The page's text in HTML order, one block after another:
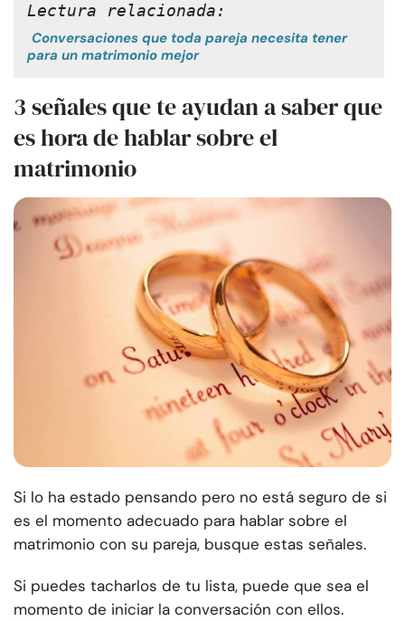
Lectura relacionada:
Conversaciones que toda pareja necesita tener
para un matrimonio mejor
3 señales que te ayudan a saber que
es hora de hablar sobre el
matrimonio
Si lo ha estado pensando pero no está seguro de si
es el momento adecuado para hablar sobre el
matrimonio con su pareja, busque estas señales.
Si puedes tacharlos de tu lista, puede que sea el
momento de iniciar la conversación con ellos.